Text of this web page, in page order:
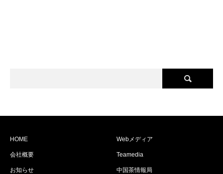
HOME
会社概要
お知らせ
Webメディア
Teamedia
中国茶情報局